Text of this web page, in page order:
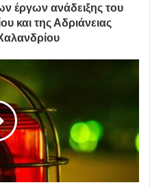
έργων ανάδειξης του
και της Αδριάνειας